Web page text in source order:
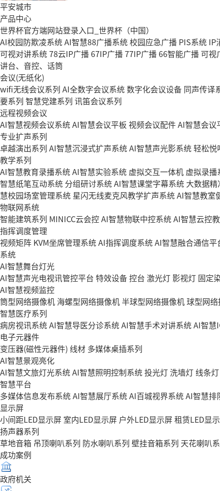
平安城市
产品中心
世界杯官方端网站登录入口_世界杯（中国）
AI校园防欺凌系统AI智慧88广播系统校园应急广播 PIS系统 IP
可视对讲系统78云IP广播 67IP广播77IP广播 66智能广播 可视
讲台、音控、话筒
会议(无纸化)
wifi无线会议系列 AI全数字会议系统数字化会议设备 同声传译
要系列 智慧党建系列 讯笛会议系列
远程视频会议
AI智慧视频会议系统AI智慧会议平板 视频会议配件AI智慧会
专业扩声系列
卓越演出系列 AI智慧沉浸式扩声系统AI智慧声光影系统轻松悦
教学系列
AI智慧教育录播系统AI智慧实验系统 虚拟交互一体机 虚拟录播
智慧纸笔互动系统 分组研讨系统AI智慧课堂字幕系统 大数据
慧校园场室管理系统 星闪无线麦克风教学扩声系统AI智慧教室
物联网系统
智能建筑系列 MINICC云会控AI智慧物联中控系统AI智慧云控
指挥调度管理
视频矩阵 KVM坐席管理系统AI指挥调度系统AI智慧融合通信平
系统
AI智慧舞台灯光
AI智慧声光电视讯管控平台 特效设备控台 激光灯 影视灯 固定
AI智慧视频监控
筒型网络摄像机 海螺型网络摄像机半球型网络摄像机球型网
智慧医疗系列
病房视讯系统AI智慧导医分诊系统AI智慧手术对讲系统AI智慧
电子元器件
变压器(磁性元器件) 线材 多媒体桌插系列
AI智慧景观亮化
AI智慧文旅灯光系统AI智慧照明控制系统投光灯洗墙灯线条灯
智慧平台
多媒体信息发布系统AI智慧展厅系统AI百城视界系统AI智慧排
显示屏
小间距LED显示屏 室内LED显示屏 户外LED显示屏租赁LED显
扬声器系列
草地音箱 吊顶喇叭系列 防水喇叭系列 壁挂音箱系列 天花喇叭
成功案例
政府机关